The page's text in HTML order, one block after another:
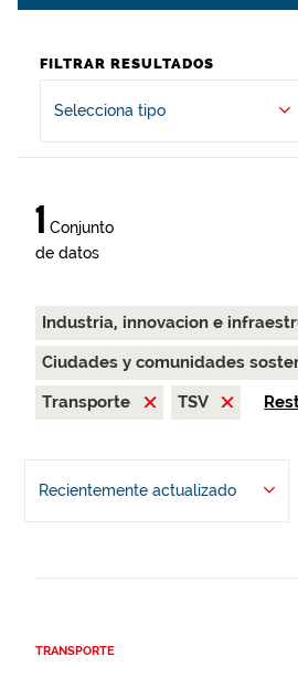
FILTRAR RESULTADOS
Selecciona tipo
1 Conjunto
de datos
Industria, innovacion e
Ciudades y comunidades
Transporte
TSV
Recientemente actualizado
TRANSPORTE